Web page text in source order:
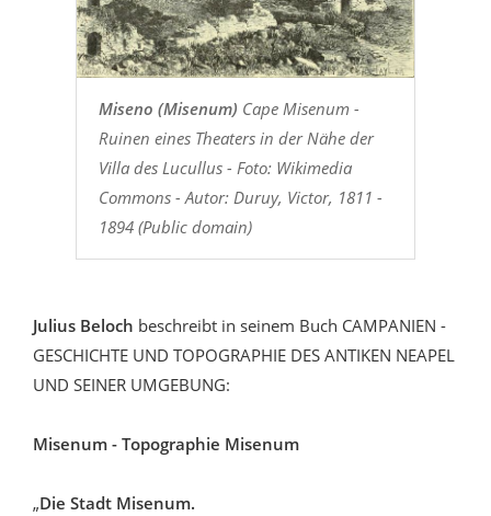
Miseno (Misenum) Cape Misenum -
Ruinen eines Theaters in der Nähe der
Villa des Lucullus - Foto: Wikimedia
Commons - Autor: Duruy, Victor, 1811 -
1894 (Public domain)
Julius Beloch beschreibt in seinem Buch CAMPANIEN -
GESCHICHTE UND TOPOGRAPHIE DES ANTIKEN NEAPEL
UND SEINER UMGEBUNG:
Misenum - Topographie Misenum
„Die Stadt Misenum.